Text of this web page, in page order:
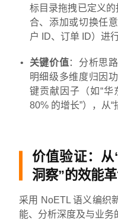
标目录拖拽已定义的
合、添加或切换任
户 ID、订单 ID）进
关键价值：分析思
明细级多维度归因
键贡献因子（如“华
80% 的增长”），从“
价值验证：
洞察”的效能
采用 NoETL 语义编织
能、分析深度及与业务